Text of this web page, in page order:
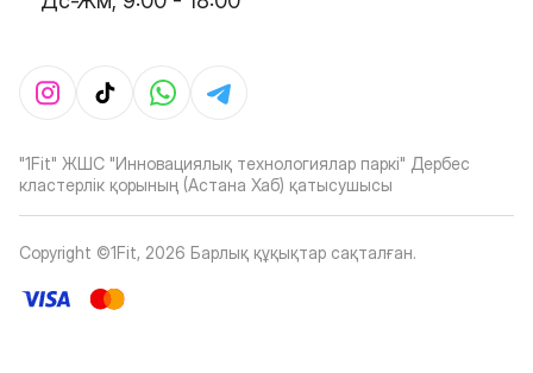
"1Fit" ЖШС "Инновациялық технологиялар паркі" Дербес
кластерлік қорының (Астана Хаб) қатысушысы
Copyright ©1Fit, 2026 Барлық құқықтар сақталған.